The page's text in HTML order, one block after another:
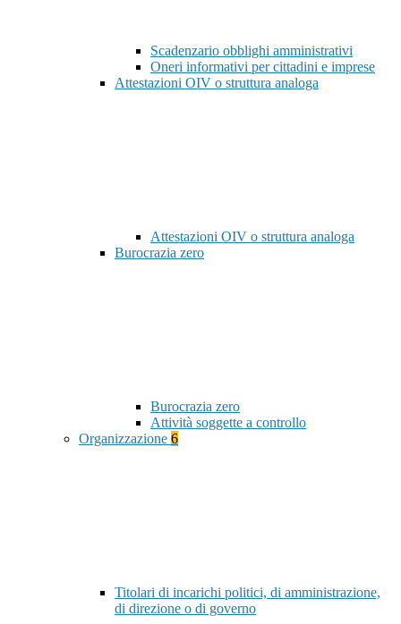
Scadenzario obblighi amministrativi
Oneri informativi per cittadini e imprese
Attestazioni OIV o struttura analoga
Attestazioni OIV o struttura analoga
Burocrazia zero
Burocrazia zero
Attività soggette a controllo
Organizzazione 6
Titolari di incarichi politici, di amministrazione,
di direzione o di governo